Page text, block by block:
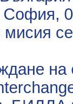
София,
мисия
на